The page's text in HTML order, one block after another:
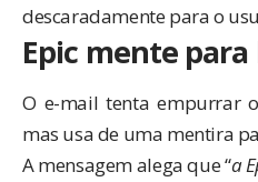
descaradamente para o
Epic mente
O e-mail tenta empurrar
mas usa de uma mentira
A mensagem alega que “a